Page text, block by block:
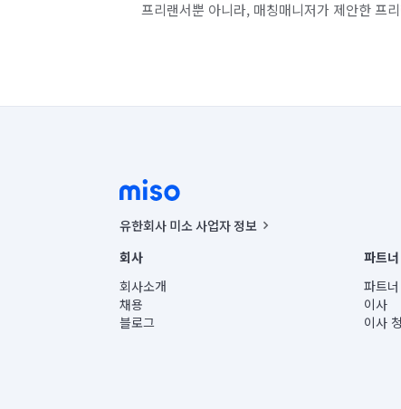
프리랜서뿐 아니라, 매칭매니저가 제안한 프
유한회사 미소 사업자 정보
사업자등록번호 : 291-87-00271 | 인허가번호 : 2016-
통신판매신고번호 : 2024-서울종로-1400(공정거래위원회
대표이사 : CHING VICTOR COLUMBIA RHEE
주소 | 본사: 서울특별시 종로구 율곡로 6(중학동, 트윈트
컨택센터 : 서울특별시 종로구 수송동 율곡로 24, 7층, 8
회사
회사소개
채용
블로그
파트너
파트
이사
이사